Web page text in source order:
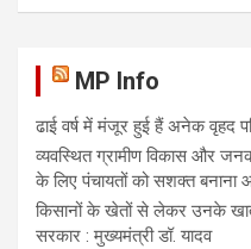
MP Info
ढाई वर्ष में मंजूर हुई हैं अनेक वृहद
व्यवस्थित ग्रामीण विकास और
के लिए पंचायतों को सशक्त बनाना
किसानों के खेतों से लेकर उनके
सरकार : मुख्यमंत्री डॉ. यादव